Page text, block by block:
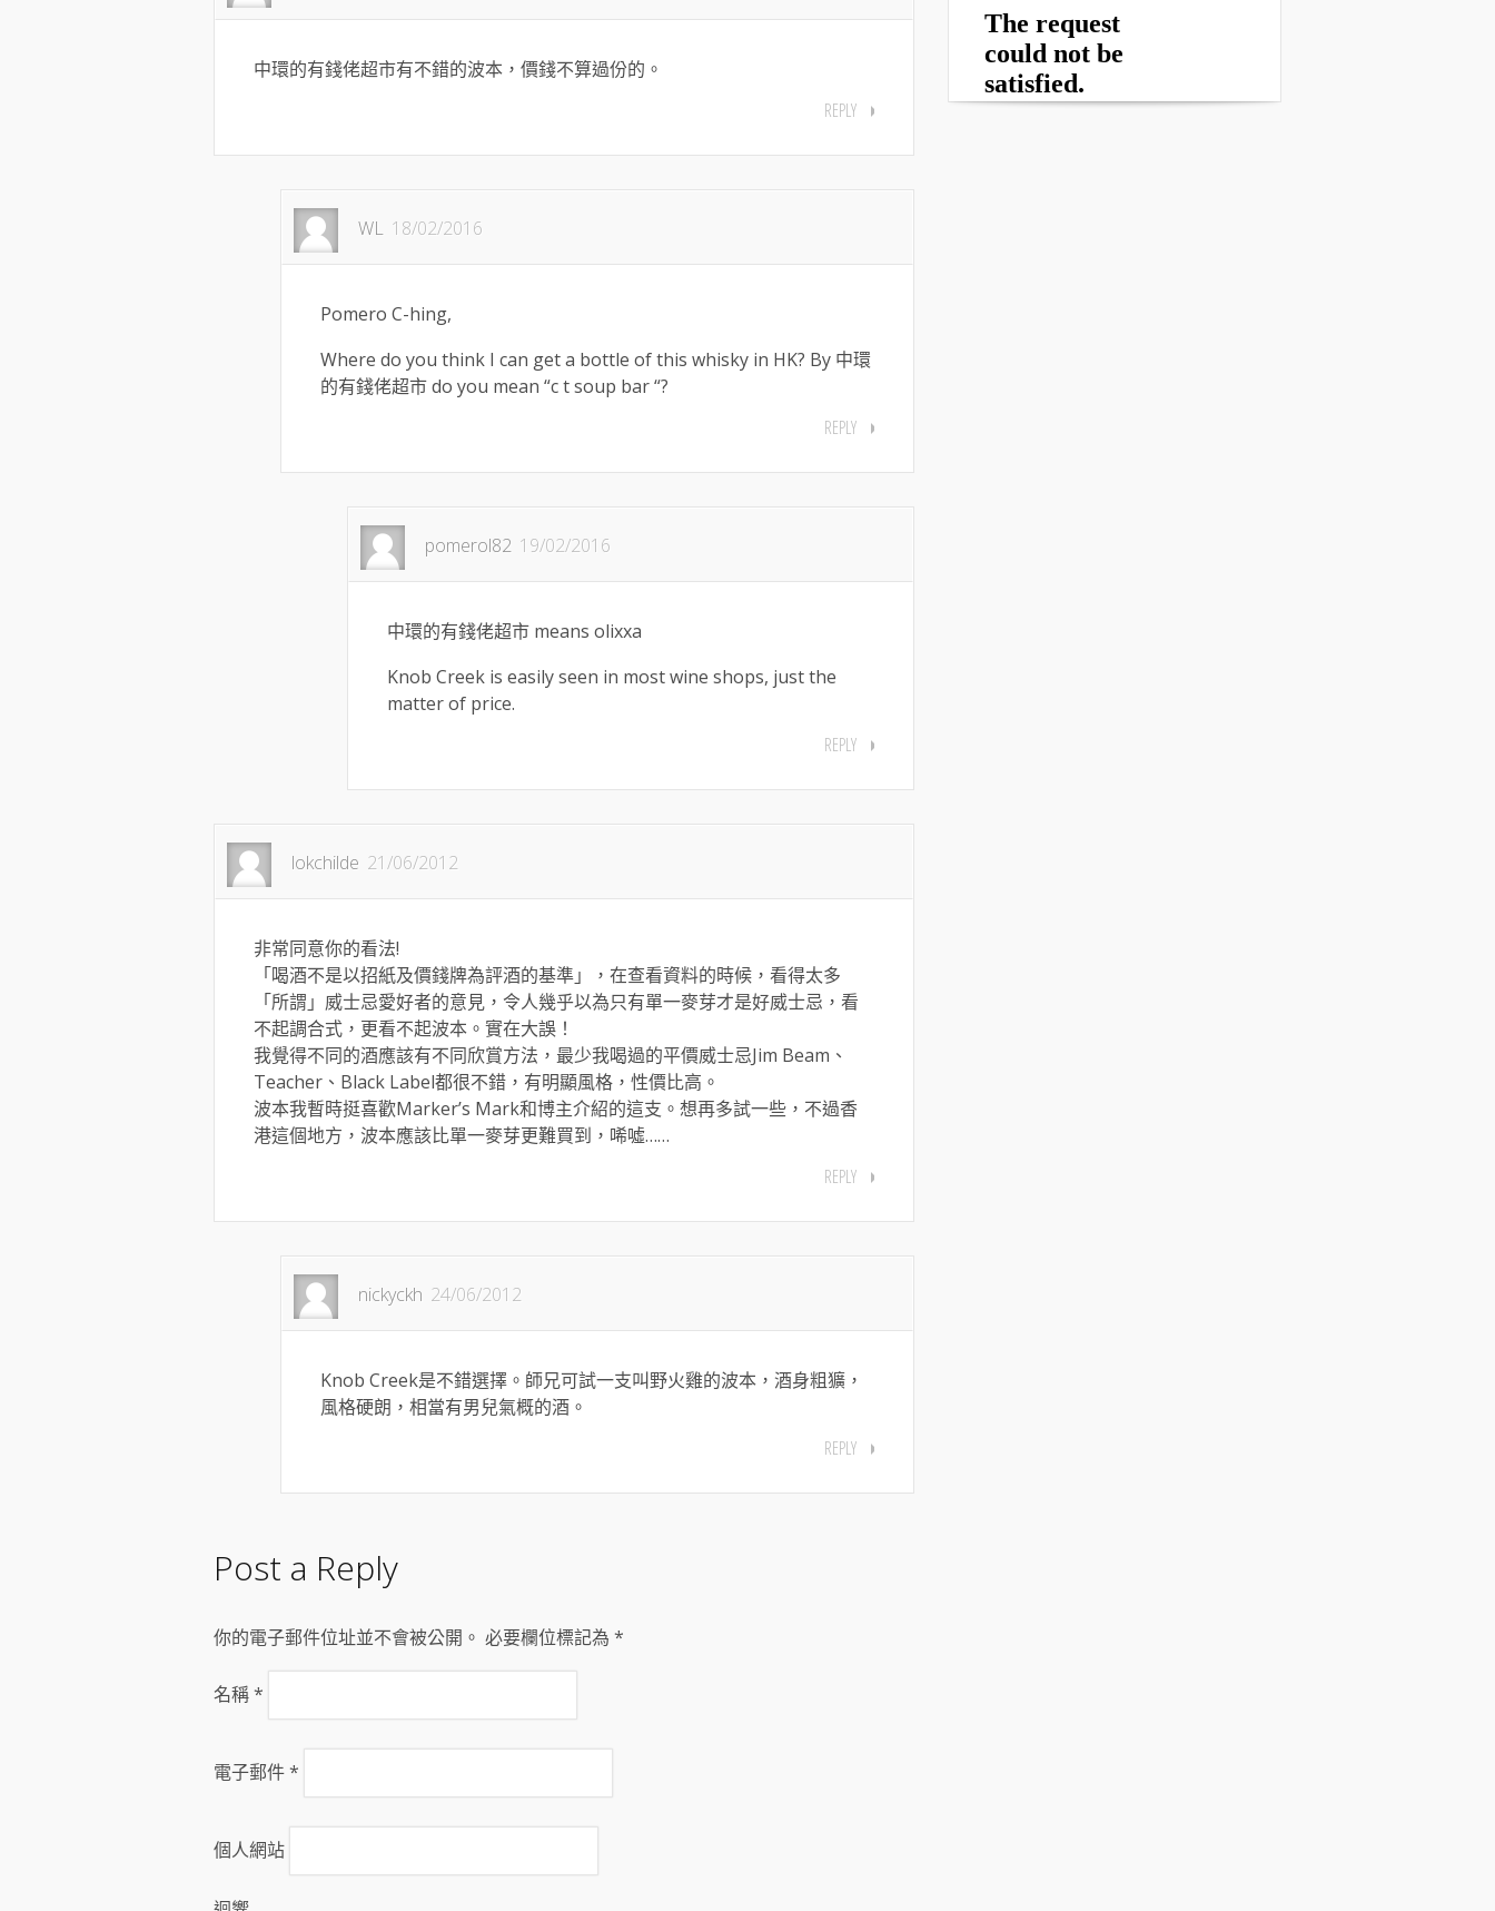
中環的有錢佬超市有不錯的波本，價錢不算過份的。
REPLY
WL 18/02/2016
Pomero C-hing,
Where do you think I can get a bottle of this whisky in HK? By 中環
的有錢佬超市 do you mean “c t soup bar “?
REPLY
pomerol82 19/02/2016
中環的有錢佬超市 means olixxa
Knob Creek is easily seen in most wine shops, just the
matter of price.
REPLY
lokchilde 21/06/2012
非常同意你的看法!
「喝酒不是以招紙及價錢牌為評酒的基準」，在查看資料的時候，看得太多
「所謂」威士忌愛好者的意見，令人幾乎以為只有單一麥芽才是好威士忌，看
不起調合式，更看不起波本。實在大誤！
我覺得不同的酒應該有不同欣賞方法，最少我喝過的平價威士忌Jim Beam、
Teacher、Black Label都很不錯，有明顯風格，性價比高。
波本我暫時挺喜歡Marker’s Mark和博主介紹的這支。想再多試一些，不過香
港這個地方，波本應該比單一麥芽更難買到，唏噓……
REPLY
nickyckh 24/06/2012
Knob Creek是不錯選擇。師兄可試一支叫野火雞的波本，酒身粗獷，
風格硬朗，相當有男兒氣概的酒。
REPLY
Post a Reply
你的電子郵件位址並不會被公開。 必要欄位標記為 *
名稱*
電子郵件*
個人網站